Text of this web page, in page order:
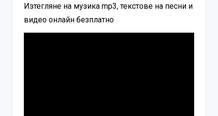
Изтегляне на музика mp3, текстове на песни и
видео онлайн безплатно